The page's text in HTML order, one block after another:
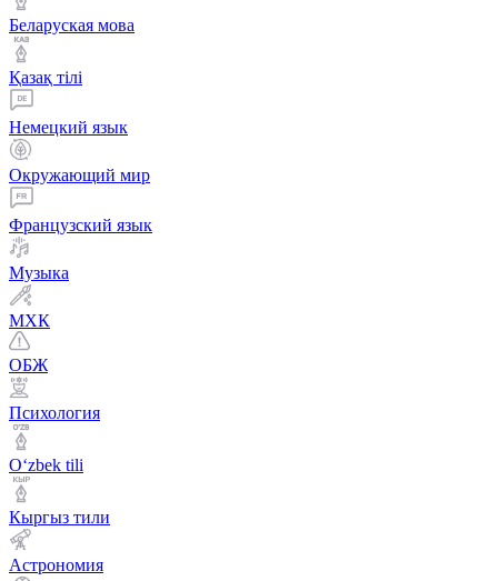
Беларуская мова
Қазақ тiлi
Немецкий язык
Окружающий мир
Французский язык
Музыка
МХК
ОБЖ
Психология
Оʻzbek tili
Кыргыз тили
Астрономия